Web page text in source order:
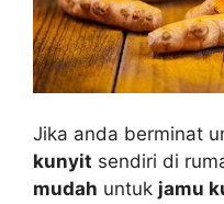
Jika anda berminat
kunyit sendiri di
mudah untuk jamu